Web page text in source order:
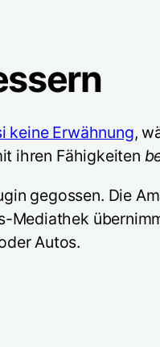
keine Erwähnung,
ihren Fähigkeiten
gegossen. Die
Mediathek
Autos.